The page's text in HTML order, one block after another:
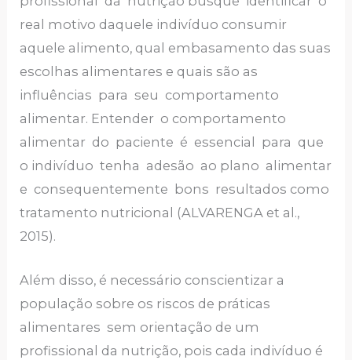
real motivo daquele indivíduo consumir
aquele alimento, qual embasamento das suas
escolhas alimentares e quais são as
influências para seu comportamento
alimentar. Entender o comportamento
alimentar do paciente é essencial para que
o indivíduo tenha adesão ao plano alimentar
e consequentemente bons resultados como
tratamento nutricional (ALVARENGA et al.,
2015).
Além disso, é necessário conscientizar a
população sobre os riscos de práticas
alimentares sem orientação de um
profissional da nutrição, pois cada indivíduo é